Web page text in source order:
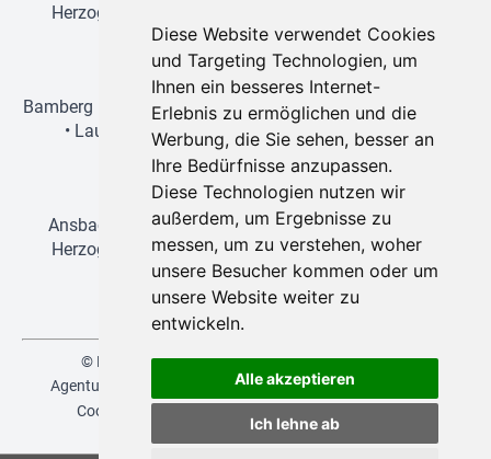
Diese Website verwendet Cookies
und Targeting Technologien, um
Ihnen ein besseres Internet-
Erlebnis zu ermöglichen und die
Werbung, die Sie sehen, besser an
Ihre Bedürfnisse anzupassen.
Diese Technologien nutzen wir
außerdem, um Ergebnisse zu
messen, um zu verstehen, woher
unsere Besucher kommen oder um
unsere Website weiter zu
entwickeln.
Alle akzeptieren
Ich lehne ab
Herzogenaurach
Schwabach
Wien-Reisen
Bamberg Erlangen•Forchheim•Fürth•Herzogenaurach
• Lauf an der Pegnitz Nürnberg • Regensburg
Schwabach
Disneyland-Reisen
Ansbach Bamberg•Erlangen•Forchheim•
Herzogenaurach•Lauf an der Pegnitz•Nürnberg
Schwabach
© NEUKAM-REBA 2026 | created byvistabus.de
Agenturbereich
Versicherungsvertrag widerrufen
Cookies
deutsch,english